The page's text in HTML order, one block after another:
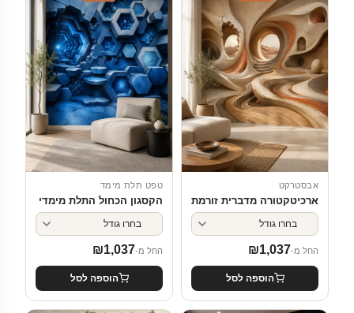
אבסטרקט
ארכיטקטורה מדברית זורמת
החל מ- ₪1,037
הוספה לסל
טפט תלת מימד
הקסגון הכחול התלת מימדי
החל מ- ₪1,037
הוספה לסל